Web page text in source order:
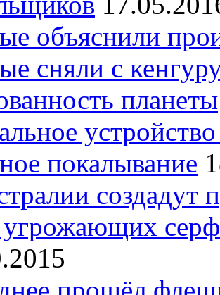
объяснили
сняли с
планеты
покалывание
создадут
угрожающих